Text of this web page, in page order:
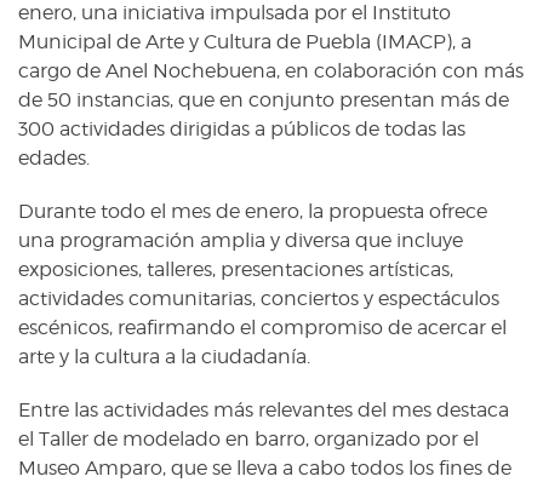
enero, una iniciativa impulsada por el Instituto
Municipal de Arte y Cultura de Puebla (IMACP), a
cargo de Anel Nochebuena, en colaboración con más
de 50 instancias, que en conjunto presentan más de
300 actividades dirigidas a públicos de todas las
edades.
Durante todo el mes de enero, la propuesta ofrece
una programación amplia y diversa que incluye
exposiciones, talleres, presentaciones artísticas,
actividades comunitarias, conciertos y espectáculos
escénicos, reafirmando el compromiso de acercar el
arte y la cultura a la ciudadanía.
Entre las actividades más relevantes del mes destaca
el Taller de modelado en barro, organizado por el
Museo Amparo, que se lleva a cabo todos los fines de